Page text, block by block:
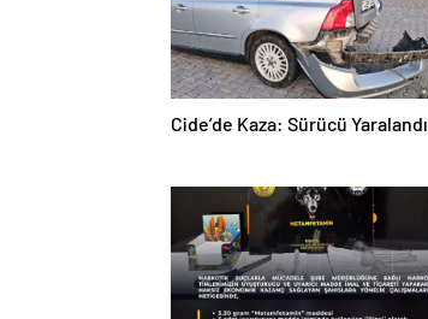
Cide’de Kaza: Sürücü Yaralandı